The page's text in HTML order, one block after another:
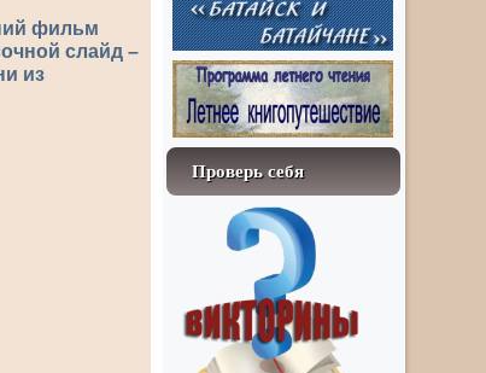
фильм
слайд –
из
Проверь себя